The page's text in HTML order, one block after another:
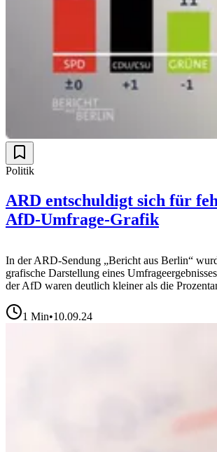
Politik
ARD entschuldigt sich für
AfD-Umfrage-Grafik
In der ARD-Sendung „Bericht aus Berlin“
grafische Darstellung eines
der AfD waren deutlich kleiner als die
1 Min•10.09.24